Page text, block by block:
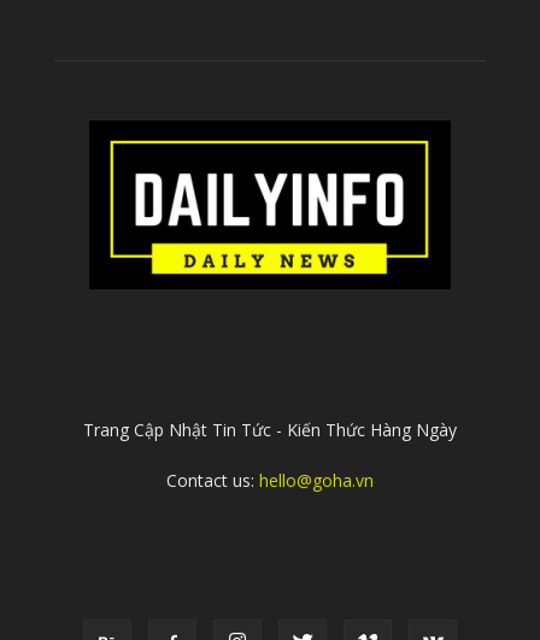
Trang Cập Nhật Tin Tức - Kiến Thức Hàng Ngày
Contact us: hello@goha.vn